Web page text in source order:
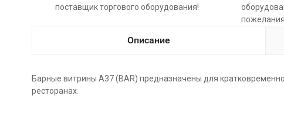
поставщик торгового оборудования!
Описание
Барные витрины A37 (BAR) предназначены для
ресторанах.